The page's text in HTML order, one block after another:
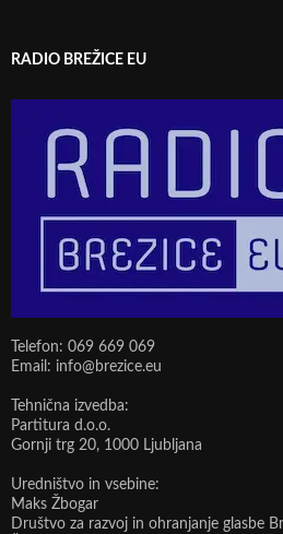
RADIO BREŽICE EU
Telefon: 069 669 069
Email: info@brezice.eu
Tehnična izvedba:
Partitura d.o.o.
Gornji trg 20, 1000 Ljubljana
Uredništvo in vsebine:
Maks Žbogar
Društvo za razvoj in ohranjanje glasbe